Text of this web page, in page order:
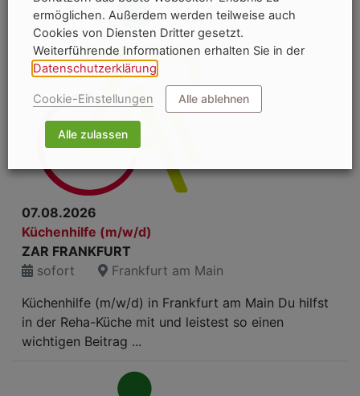
07.08.2026
Küchenhilfe (m/w/d)
ZAR FRANKFURT
sofort
Frankfurt am Main
Küchenhilfe (m/w/d) in Frankfurt am Main Du hilfst
in der Reha-Küche mit und leistest so einen
wichtigen Beitrag ...
ermöglichen. Außerdem werden teilweise auch
Cookies von Diensten Dritter gesetzt.
Weiterführende Informationen erhalten Sie in der
Datenschutzerklärung
Cookie-Einstellungen Alle ablehnen
Alle zulassen